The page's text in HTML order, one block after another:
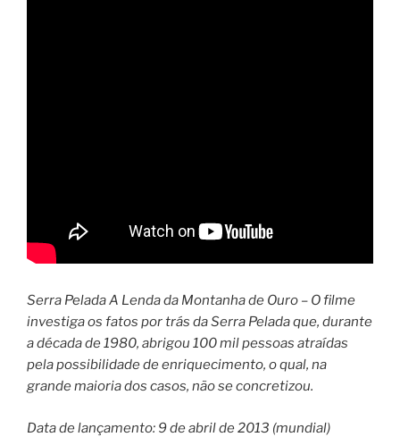
Serra Pelada A Lenda da Montanha de Ouro – O filme
investiga os fatos por trás da Serra Pelada que, durante
a década de 1980, abrigou 100 mil pessoas atraídas
pela possibilidade de enriquecimento, o qual, na
grande maioria dos casos, não se concretizou.
Data de lançamento: 9 de abril de 2013 (mundial)